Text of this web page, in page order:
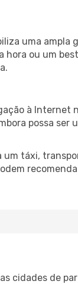
uma ampla
hora ou um
à Internet
possa ser
um táxi,
cidades de